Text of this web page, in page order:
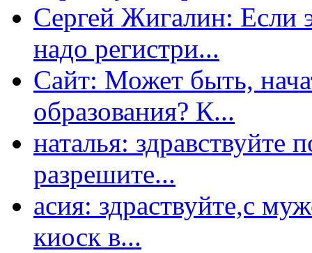
Сергей Жигалин: Если
надо регистри...
Сайт: Может быть,
образования? К...
наталья: здравствуйте
разрешите...
асия: здраствуйте,с
киоск в...